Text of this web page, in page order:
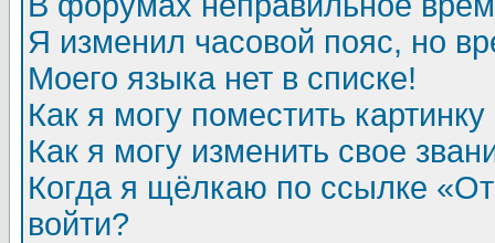
Я изменил часовой пояс, но
Моего языка нет в списке!
Как я могу поместить
Как я могу изменить свое
Когда я щёлкаю по ссылке
войти?